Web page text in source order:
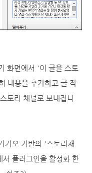
화면에서 '이 글을 스토
내용을 추가하고 글 작
토리 채널로 보내집니
카오 기반의 '스토리채
플러그인을 활성화 한